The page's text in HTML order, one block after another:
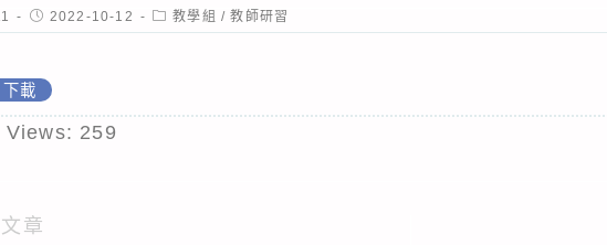
Post
published:
2022-10-12
Post
category:
教學組 / 教師研習
下載
Views: 259
文章